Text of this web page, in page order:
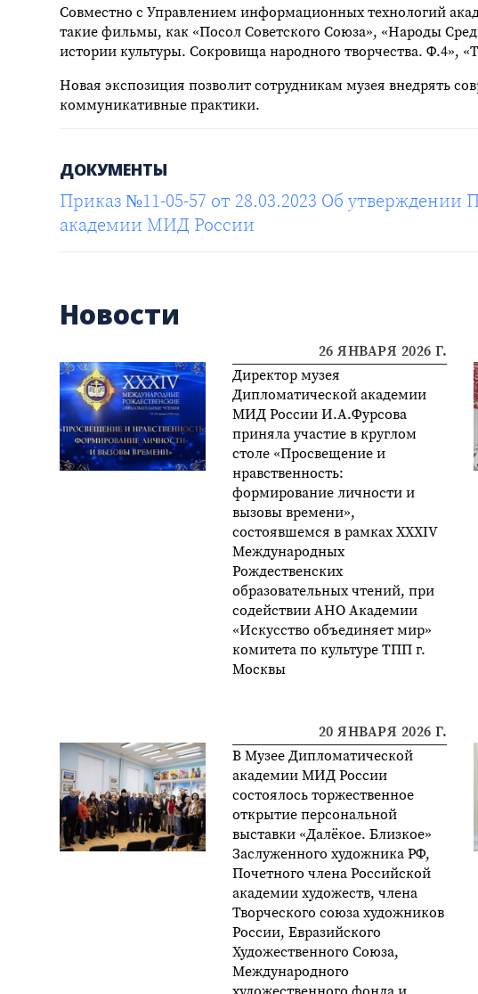
Совместно с Управлением информационных технологий
такие фильмы, как «Посол Советского Союза», «Народы
истории культуры. Сокровища народного творчества. Ф.4»,
Новая экспозиция позволит сотрудникам музея внедрять
коммуникативные практики.
ДОКУМЕНТЫ
Приказ №11-05-57 от 28.03.2023 Об
академии МИД России
Новости
26 ЯНВАРЯ 2026 Г.
Директор музея
Дипломатической академии
МИД России И.А.Фурсова
приняла участие в круглом
столе «Просвещение и
нравственность:
формирование личности и
вызовы времени»,
состоявшемся в рамках XXXIV
Международных
Рождественских
образовательных чтений, при
содействии АНО Академии
«Искусство объединяет мир»
комитета по культуре ТПП г.
Москвы
20 ЯНВАРЯ 2026 Г.
В Музее Дипломатической
академии МИД России
состоялось торжественное
открытие персональной
выставки «Далёкое. Близкое»
Заслуженного художника РФ,
Почетного члена Российской
академии художеств, члена
Творческого союза художников
России, Евразийского
Художественного Союза,
Международного
художественного фонда и